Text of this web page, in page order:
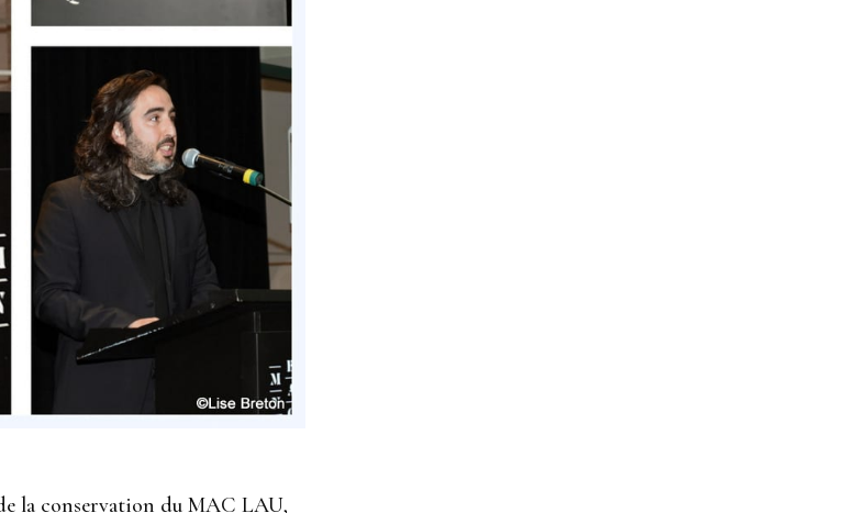
la conservation du MAC LAU,